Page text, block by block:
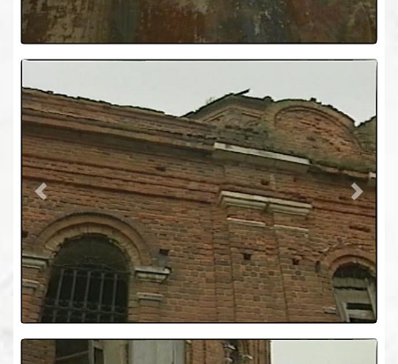
Previous Next